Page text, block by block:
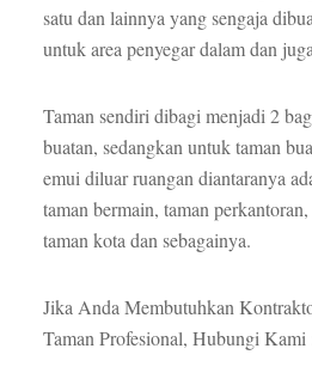
satu dan lainnya yang sengaja
untuk area penyegar dalam dan
Taman sendiri dibagi menjadi 2
buatan, sedangkan untuk taman
emui diluar ruangan diantaranya
taman bermain, taman
taman kota dan sebagainya.
Jika Anda Membutuhkan
Taman Profesional, Hubungi Kami